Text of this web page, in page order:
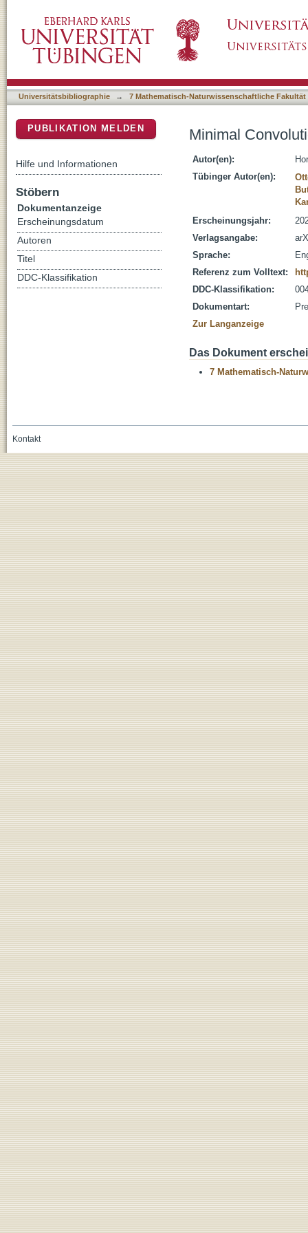
Universitätsbibliographie → 7 Mathematisch-Naturwissenschaftliche Fakultät
Minimal
Autor(en):
Tübinger Autor(en):
Erscheinungsjahr:
Verlagsangabe:
Sprache:
Referenz zum Volltext:
DDC-Klassifikation:
Dokumentart:
Zur Langanzeige
Das Dokument
7 Mathematisch-
PUBLIKATION MELDEN
Hilfe und Informationen
Stöbern
Dokumentanzeige
Erscheinungsdatum
Autoren
Titel
DDC-Klassifikation
Kontakt